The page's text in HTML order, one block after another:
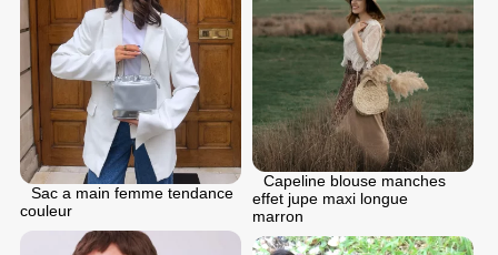
Sac a main femme tendance
couleur
Capeline blouse manches
effet jupe maxi longue
marron